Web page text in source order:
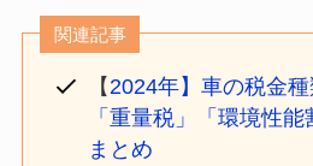
関連記事
【2024年】車の税金
「重量税」「環境性
まとめ